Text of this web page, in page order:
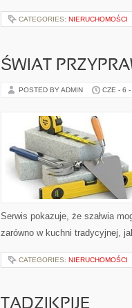
CATEGORIES: NIERUCHOMOŚCI
ŚWIAT
POSTED BY ADMIN CZE - 6
Serwis pokazuje, że szałwia
zarówno w kuchni tradycyjnej,
CATEGORIES: NIERUCHOMOŚCI
TADZIKPIJE